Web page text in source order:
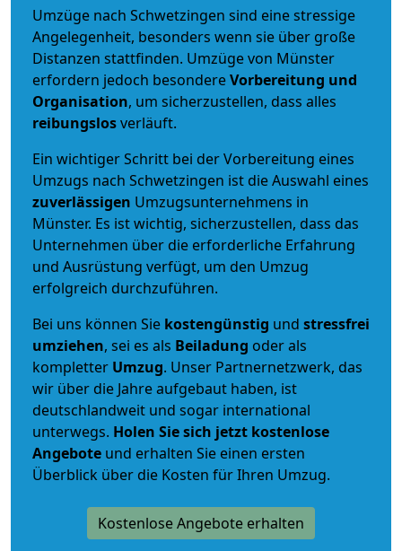
Umzüge nach Schwetzingen sind eine stressige
Angelegenheit, besonders wenn sie über große
Distanzen stattfinden. Umzüge von Münster
erfordern jedoch besondereVorbereitung und
Organisation, um sicherzustellen, dass alles
reibungslosverläuft.
Ein wichtiger Schritt bei der Vorbereitung eines
Umzugs nach Schwetzingen ist die Auswahl eines
zuverlässigen Umzugsunternehmens in
Münster. Es ist wichtig, sicherzustellen, dass das
Unternehmen über die erforderliche Erfahrung
und Ausrüstung verfügt, um den Umzug
erfolgreich durchzuführen.
Bei uns können Sie kostengünstig und stressfrei
umziehen, sei es als Beiladung oder als
kompletter Umzug. Unser Partnernetzwerk, das
wir über die Jahre aufgebaut haben, ist
deutschlandweit und sogar international
unterwegs. Holen Sie sich jetzt kostenlose
Angebote und erhalten Sie einen ersten
Überblick über die Kosten für Ihren Umzug.
Kostenlose Angebote erhalten